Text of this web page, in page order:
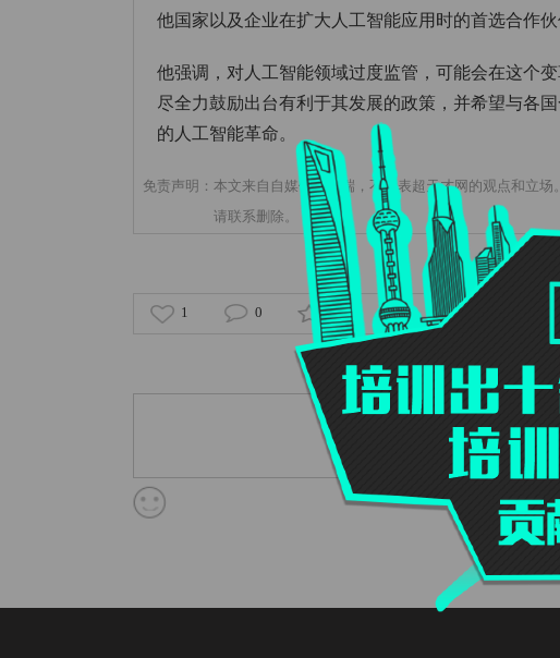
他国家以及企业在扩大人工智能应用时的首选合作伙
他强调，对人工智能领域过度监管，可能会在这个
尽全力鼓励出台有利于其发展的政策，并希望与各
的人工智能革命‌。
免责声明：本文来自自媒体客户端，不代表超天才网的观点和立
请联系删除。
1 0 0